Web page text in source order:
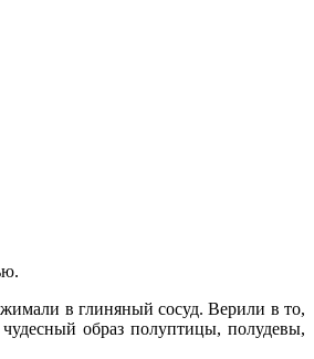
в глиняный сосуд. Верили в то,
образ полуптицы, полудевы,